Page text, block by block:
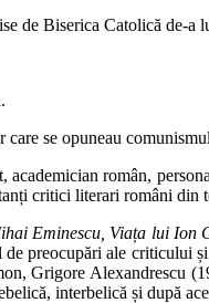
de Biserica Catolică de-a
se opuneau
român,
critici literari români
Eminescu, Viața lui Ion
de preocupări ale criticului
Grigore Alexandrescu
interbelică și după